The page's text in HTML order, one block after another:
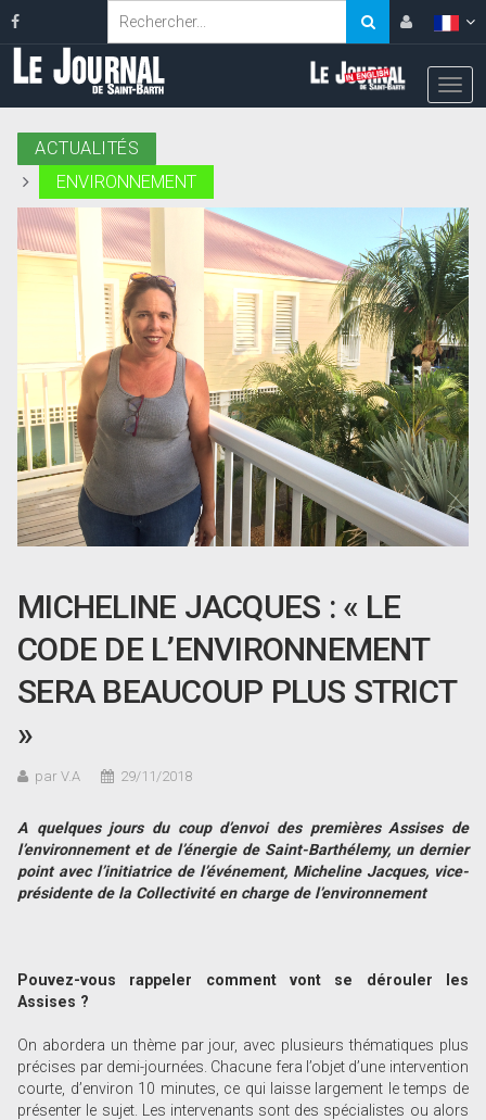
ACTUALITÉS
ENVIRONNEMENT
MICHELINE JACQUES : « LE
CODE DE L’ENVIRONNEMENT
SERA BEAUCOUP PLUS STRICT
»
par V.A 29/11/2018
A quelques jours du coup d’envoi des premières Assises de
l’environnement et de l’énergie de Saint-Barthélemy, un dernier
point avec l’initiatrice de l’événement, Micheline Jacques, vice-
présidente de la Collectivité en charge de l’environnement
Pouvez-vous rappeler comment vont se dérouler les
Assises ?
On abordera un thème par jour, avec plusieurs thématiques plus
précises par demi-journées. Chacune fera l’objet d’une intervention
courte, d’environ 10 minutes, ce qui laisse largement le temps de
présenter le sujet. Les intervenants sont des spécialistes ou alors